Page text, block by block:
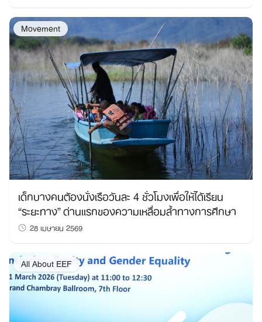
Movement
เด็กบางคนต้องนั่งเรือวันละ 4 ชั่วโมงเพื่อให้ได้เรียน
“ระยะทาง” ด่านแรกของความเหลื่อมล้ำทางการศึกษา
28 เมษายน 2569
All About EEF